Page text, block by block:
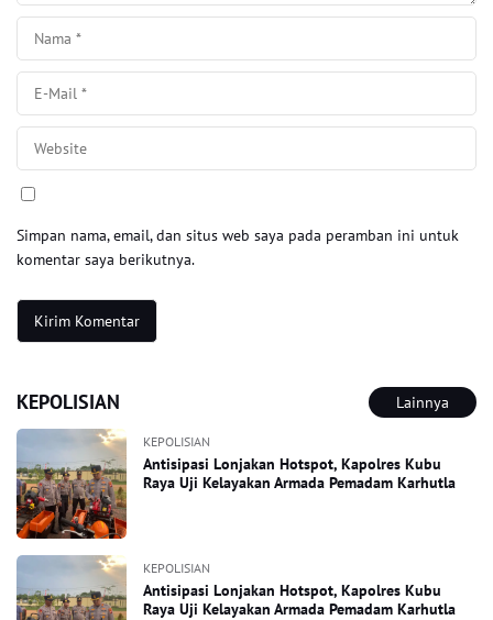
Simpan nama, email, dan situs web saya pada peramban ini untuk
komentar saya berikutnya.
KEPOLISIAN Lainnya
KEPOLISIAN
Antisipasi Lonjakan Hotspot, Kapolres Kubu
Raya Uji Kelayakan Armada Pemadam Karhutla
KEPOLISIAN
Antisipasi Lonjakan Hotspot, Kapolres Kubu
Raya Uji Kelayakan Armada Pemadam Karhutla